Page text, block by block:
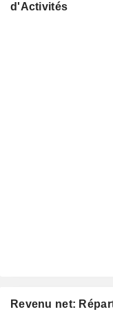
d'Activités
Revenu net: